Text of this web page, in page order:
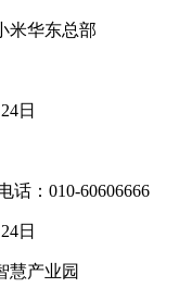
米华东总部
日
话：010-60606666
日
慧产业园